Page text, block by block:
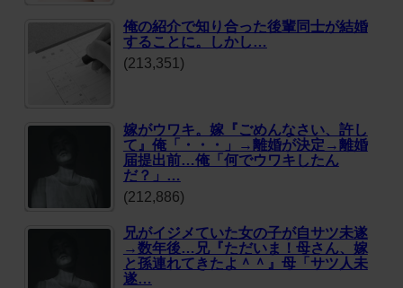
俺の紹介で知り合った後輩同士が結婚
することに。しかし…
(213,351)
嫁がウワキ。嫁『ごめんなさい、許し
て』俺「・・・」→離婚が決定→離婚
届提出前…俺「何でウワキしたん
だ？」…
(212,886)
兄がイジメていた女の子が自サツ未遂
→数年後…兄『ただいま！母さん、嫁
と孫連れてきたよ＾＾』母「サツ人未
遂…